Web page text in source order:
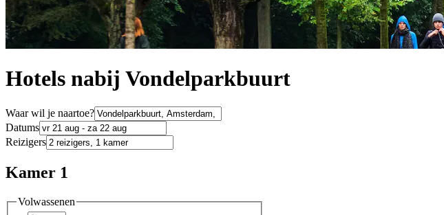
Hotels nabij Vondelparkbuurt
Waar wil je naartoe?
Datums
Reizigers
Kamer 1
Volwassenen